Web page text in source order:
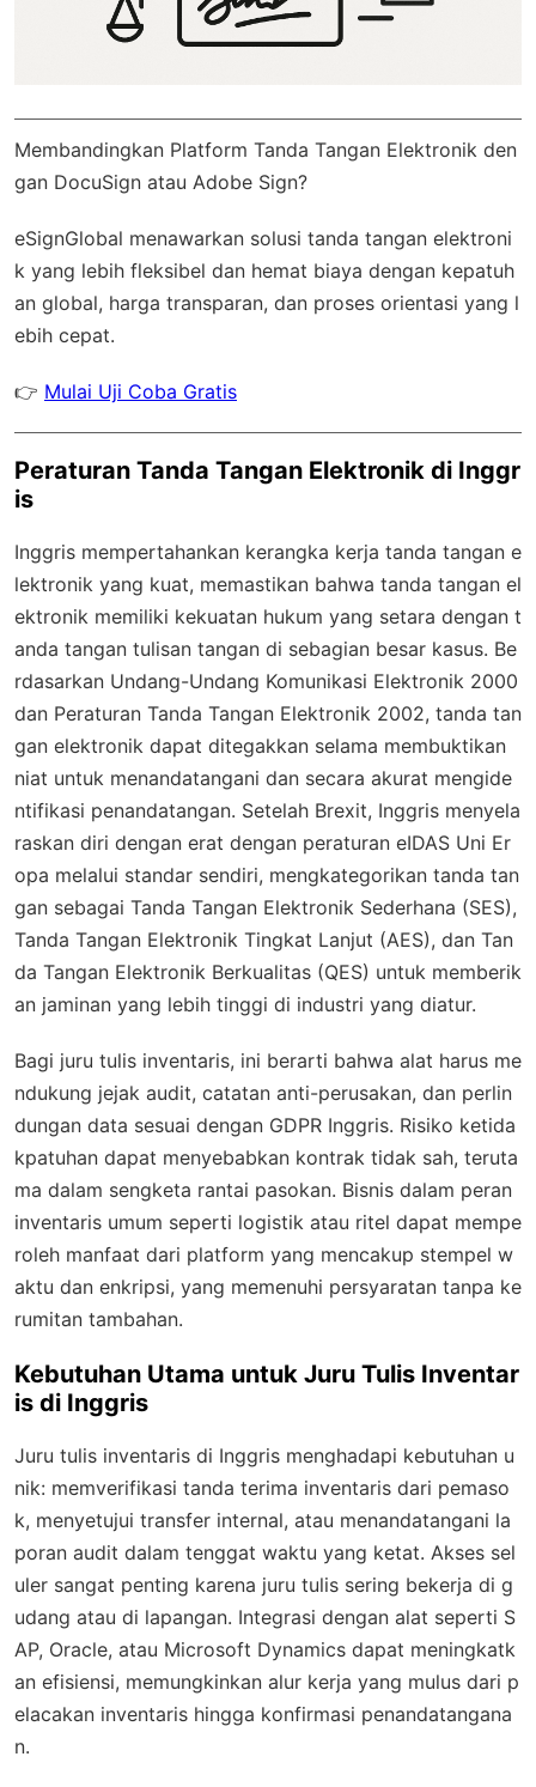
Membandingkan Platform Tanda Tangan Elektronik den
gan DocuSign atau Adobe Sign?
eSignGlobal menawarkan solusi tanda tangan elektroni
k yang lebih fleksibel dan hemat biaya dengan kepatuh
an global, harga transparan, dan proses orientasi yang l
ebih cepat.
👉 Mulai Uji Coba Gratis
Peraturan Tanda Tangan Elektronik di Inggr
is
Inggris mempertahankan kerangka kerja tanda tangan e
lektronik yang kuat, memastikan bahwa tanda tangan el
ektronik memiliki kekuatan hukum yang setara dengan t
anda tangan tulisan tangan di sebagian besar kasus. Be
rdasarkan Undang-Undang Komunikasi Elektronik 2000
dan Peraturan Tanda Tangan Elektronik 2002, tanda tan
gan elektronik dapat ditegakkan selama membuktikan
niat untuk menandatangani dan secara akurat mengide
ntifikasi penandatangan. Setelah Brexit, Inggris menyela
raskan diri dengan erat dengan peraturan eIDAS Uni Er
opa melalui standar sendiri, mengkategorikan tanda tan
gan sebagai Tanda Tangan Elektronik Sederhana (SES),
Tanda Tangan Elektronik Tingkat Lanjut (AES), dan Tan
da Tangan Elektronik Berkualitas (QES) untuk memberik
an jaminan yang lebih tinggi di industri yang diatur.
Bagi juru tulis inventaris, ini berarti bahwa alat harus me
ndukung jejak audit, catatan anti-perusakan, dan perlin
dungan data sesuai dengan GDPR Inggris. Risiko ketida
kpatuhan dapat menyebabkan kontrak tidak sah, teruta
ma dalam sengketa rantai pasokan. Bisnis dalam peran
inventaris umum seperti logistik atau ritel dapat mempe
roleh manfaat dari platform yang mencakup stempel w
aktu dan enkripsi, yang memenuhi persyaratan tanpa ke
rumitan tambahan.
Kebutuhan Utama untuk Juru Tulis Inventar
is di Inggris
Juru tulis inventaris di Inggris menghadapi kebutuhan u
nik: memverifikasi tanda terima inventaris dari pemaso
k, menyetujui transfer internal, atau menandatangani la
poran audit dalam tenggat waktu yang ketat. Akses sel
uler sangat penting karena juru tulis sering bekerja di g
udang atau di lapangan. Integrasi dengan alat seperti S
AP, Oracle, atau Microsoft Dynamics dapat meningkatk
an efisiensi, memungkinkan alur kerja yang mulus dari p
elacakan inventaris hingga konfirmasi penandatangana
n.